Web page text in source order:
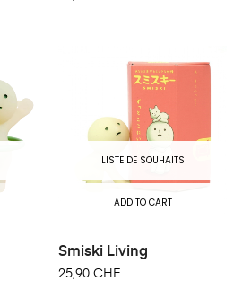
LISTE DE SOUHAITS
ADD TO CART
Smiski Living
25,90 CHF